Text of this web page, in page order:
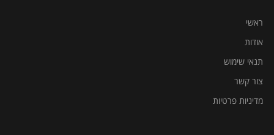
ראשי
אודות
תנאי שימוש
צור קשר
מדיניות פרטיות